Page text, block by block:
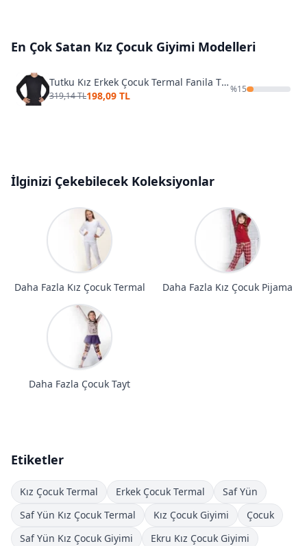
En Çok Satan Kız Çocuk Giyimi Modelleri
Tutku Kız Erkek Çocuk Termal Fanila TEC0136
319,14 TL198,09 TL
%15
İlginizi Çekebilecek Koleksiyonlar
Daha Fazla Kız Çocuk Termal Daha Fazla Kız Çocuk Pijama
Daha Fazla Çocuk Tayt
Etiketler
Kız Çocuk Termal Erkek Çocuk Termal
Saf Yün
Saf Yün Kız Çocuk Termal
Kız Çocuk Giyimi
Çocuk
Saf Yün Kız Çocuk Giyimi
Ekru Kız Çocuk Giyimi